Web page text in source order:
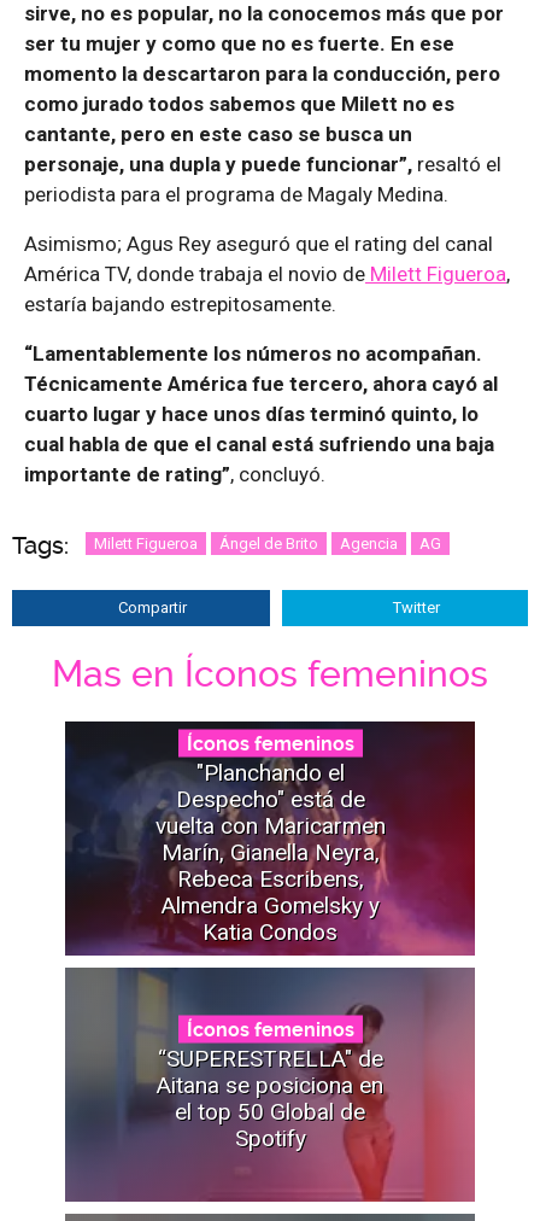
sirve, no es popular, no la conocemos más que por
ser tu mujer y como que no es fuerte. En ese
momento la descartaron para la conducción, pero
como jurado todos sabemos que Milett no es
cantante, pero en este caso se busca un
personaje, una dupla y puede funcionar”, resaltó el
periodista para el programa de Magaly Medina.
Asimismo; Agus Rey aseguró que el rating del canal
América TV, donde trabaja el novio de Milett Figueroa,
estaría bajando estrepitosamente.
“Lamentablemente los números no acompañan.
Técnicamente América fue tercero, ahora cayó al
cuarto lugar y hace unos días terminó quinto, lo
cual habla de que el canal está sufriendo una baja
importante de rating”, concluyó.
Tags: Milett Figueroa Ángel de Brito Agencia AG
Compartir Twitter
Mas en Íconos femeninos
Íconos femeninos
"Planchando el
Despecho" está de
vuelta con Maricarmen
Marín, Gianella Neyra,
Rebeca Escribens,
Almendra Gomelsky y
Katia Condos
Íconos femeninos
“SUPERESTRELLA" de
Aitana se posiciona en
el top 50 Global de
Spotify